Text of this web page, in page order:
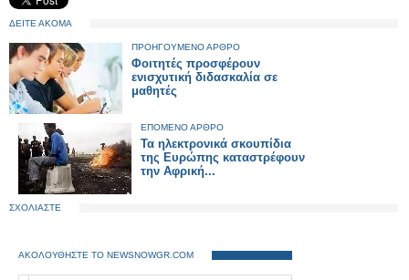
ΔΕΙΤΕ ΑΚΟΜΑ
ΠΡΟΗΓΟΥΜΕΝΟ ΑΡΘΡΟ
Φοιτητές προσφέρουν
ενισχυτική διδασκαλία σε
μαθητές
ΕΠΟΜΕΝΟ ΑΡΘΡΟ
Τα ηλεκτρονικά σκουπίδια
της Ευρώπης καταστρέφουν
την Αφρική...
ΣΧΟΛΙΑΣΤΕ
ΑΚΟΛΟΥΘΗΣΤΕ ΤΟ NEWSNOWGR.COM